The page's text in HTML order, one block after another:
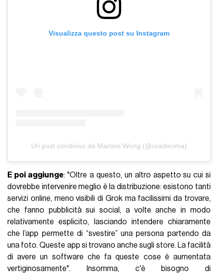
Visualizza questo post su Instagram
Un post condiviso da Martino Wong (@oradecima)
E poi aggiunge: "Oltre a questo, un altro aspetto su cui si
dovrebbe intervenire meglio è la distribuzione: esistono tanti
servizi online, meno visibili di Grok ma facilissimi da trovare,
che fanno pubblicità sui social, a volte anche in modo
relativamente esplicito, lasciando intendere chiaramente
che l’app permette di “svestire” una persona partendo da
una foto. Queste app si trovano anche sugli store. La facilità
di avere un software che fa queste cose è aumentata
vertiginosamente". Insomma, c'è bisogno di